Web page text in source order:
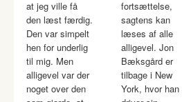
at jeg ville få
den læst færdig.
Den var simpelt
hen for underlig
til mig. Men
alligevel var der
noget over den
fortsættelse,
sagtens kan
læses af alle
alligevel. Jon
Bæksgård er
tilbage i New
York, hvor han